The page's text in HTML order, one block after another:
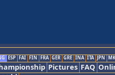
ESP FAI FIN FRA GER GRE INA ITA JPN
Pictures FAQ